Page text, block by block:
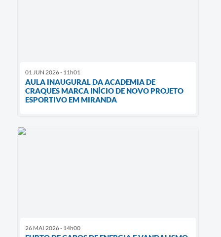
01 JUN 2026 - 11h01
AULA INAUGURAL DA ACADEMIA DE
CRAQUES MARCA INÍCIO DE NOVO PROJETO
ESPORTIVO EM MIRANDA
26 MAI 2026 - 14h00